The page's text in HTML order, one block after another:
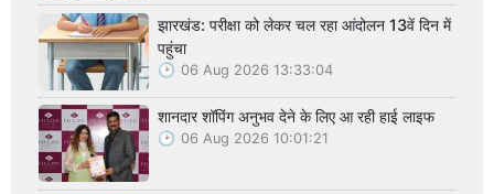
झारखंड: परीक्षा को लेकर चल रहा आंदोलन 13वें दिन में
पहुंचा
06 Aug 2026 13:33:04
शानदार शॉपिंग अनुभव देने के लिए आ रही हाई लाइफ
06 Aug 2026 10:01:21